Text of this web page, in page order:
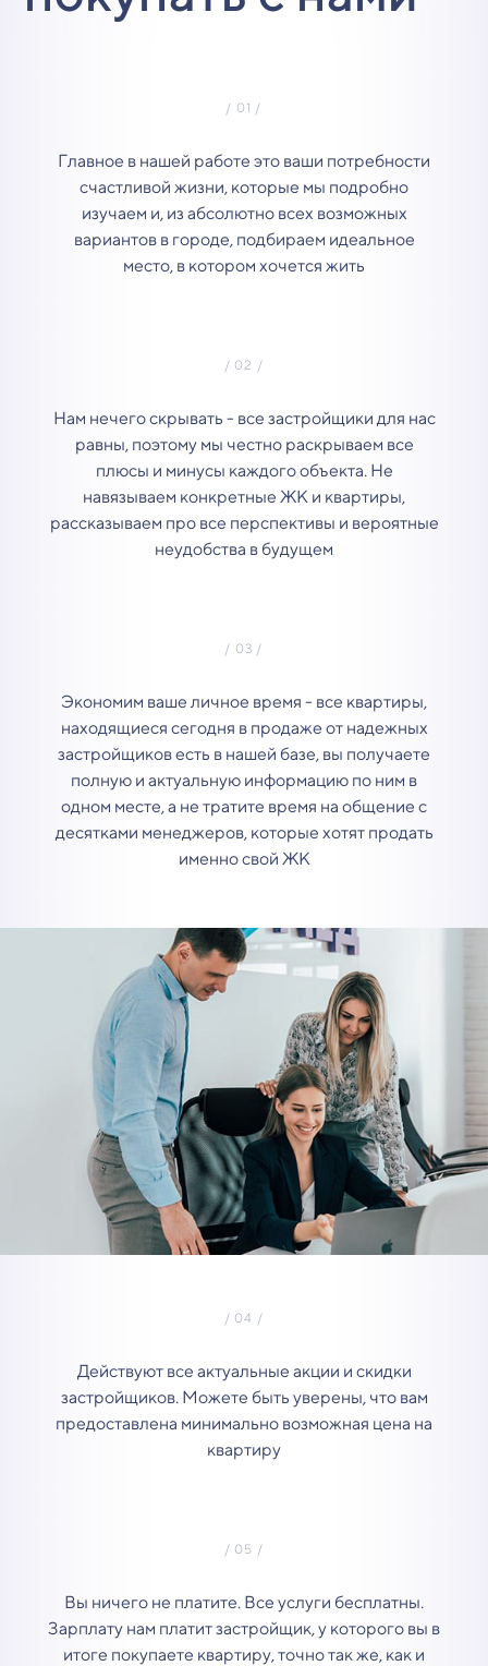
Главное в нашей работе это ваши потребности
счастливой жизни, которые мы подробно
изучаем и, из абсолютно всех возможных
вариантов в городе, подбираем идеальное
место, в котором хочется жить
Нам нечего скрывать - все застройщики для нас
равны, поэтому мы честно раскрываем все
плюсы и минусы каждого объекта. Не
навязываем конкретные ЖК и квартиры,
рассказываем про все перспективы и вероятные
неудобства в будущем
Экономим ваше личное время - все квартиры,
находящиеся сегодня в продаже от надежных
застройщиков есть в нашей базе, вы получаете
полную и актуальную информацию по ним в
одном месте, а не тратите время на общение с
десятками менеджеров, которые хотят продать
именно свой ЖК
Действуют все актуальные акции и скидки
застройщиков. Можете быть уверены, что вам
предоставлена минимально возможная цена на
квартиру
Вы ничего не платите. Все услуги бесплатны.
Зарплату нам платит застройщик, у которого вы в
итоге покупаете квартиру, точно так же, как и